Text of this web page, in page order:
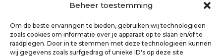
Beheer toestemming
Om de beste ervaringen te bieden, gebruiken wij technologieën
zoals cookies om informatie over je apparaat op te slaan en/of te
raadplegen. Door in te stemmen met deze technologieën kunnen
wij gegevens zoals surfgedrag of unieke ID's op deze site